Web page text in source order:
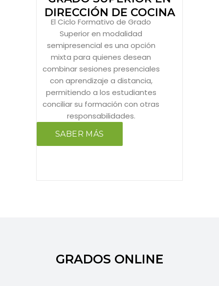
DIRECCIÓN DE COCINA
El Ciclo Formativo de Grado
Superior en modalidad
semipresencial es una opción
mixta para quienes desean
combinar sesiones presenciales
con aprendizaje a distancia,
permitiendo a los estudiantes
conciliar su formación con otras
responsabilidades.
SABER MÁS
GRADOS ONLINE